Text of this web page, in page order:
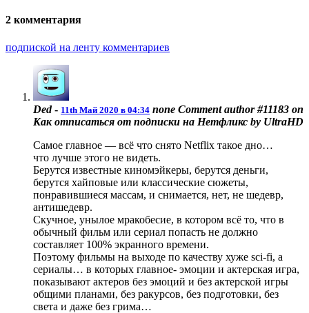
2 комментария
подпиской на ленту комментариев
Ded - 11th Май 2020 в 04:34 none Comment author #11183 on
Как отписаться от подписки на Нетфликс by UltraHD
Самое главное — всё что снято Netflix такое дно…
что лучше этого не видеть.
Берутся известные киномэйкеры, берутся деньги,
берутся хайповые или классические сюжеты,
понравившиеся массам, и снимается, нет, не шедевр,
антишедевр.
Скучное, унылое мракобесие, в котором всё то, что в
обычный фильм или сериал попасть не должно
составляет 100% экранного времени.
Поэтому фильмы на выходе по качеству хуже sci-fi, а
сериалы… в которых главное- эмоции и актерская игра,
показывают актеров без эмоций и без актерской игры
общими планами, без ракурсов, без подготовки, без
света и даже без грима…